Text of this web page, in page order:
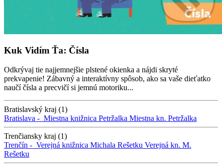
Kuk Vidím Ťa: Čísla
Odkrývaj tie najjemnejšie plstené okienka a nájdi skryté
prekvapenie! Zábavný a interaktívny spôsob, ako sa vaše dieťatko
naučí čísla a precvičí si jemnú motoriku...
Bratislavský kraj (1)
Bratislava - Miestna knižnica Petržalka Miestna kn. Petržalka
Trenčiansky kraj (1)
Trenčín - Verejná knižnica Michala Rešetku Verejná kn. M.
Rešetku